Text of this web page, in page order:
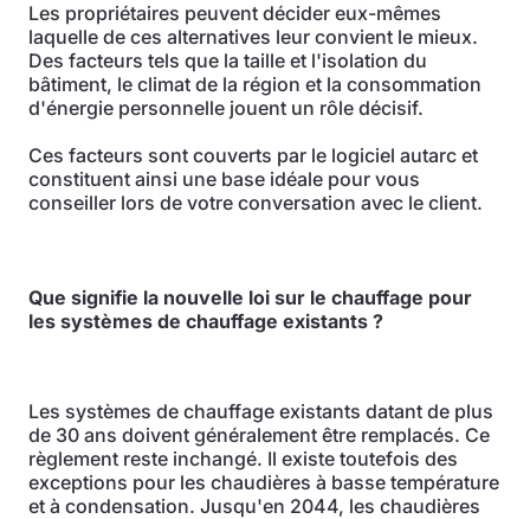
Les propriétaires peuvent décider eux-mêmes
laquelle de ces alternatives leur convient le mieux.
Des facteurs tels que la taille et l'isolation du
bâtiment, le climat de la région et la consommation
d'énergie personnelle jouent un rôle décisif.
Ces facteurs sont couverts par le logiciel autarc et
constituent ainsi une base idéale pour vous
conseiller lors de votre conversation avec le client.
Que signifie la nouvelle loi sur le chauffage pour
les systèmes de chauffage existants ?
Les systèmes de chauffage existants datant de plus
de 30 ans doivent généralement être remplacés. Ce
règlement reste inchangé. Il existe toutefois des
exceptions pour les chaudières à basse température
et à condensation. Jusqu'en 2044, les chaudières